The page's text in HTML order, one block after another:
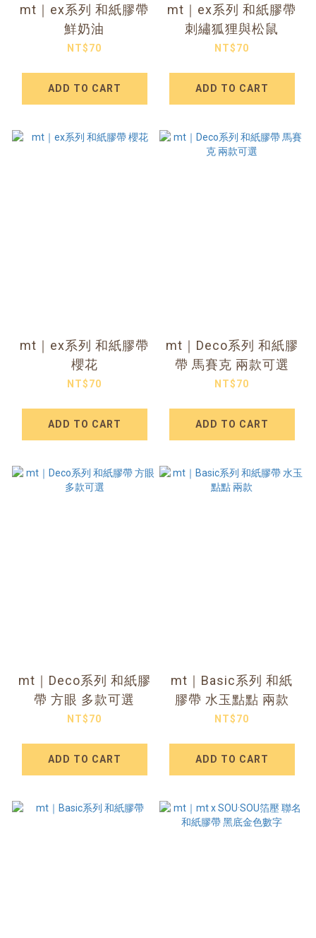
mt｜ex系列 和紙膠帶
鮮奶油
NT$70
ADD TO CART
mt｜ex系列 和紙膠帶
刺繡狐狸與松鼠
NT$70
ADD TO CART
mt｜ex系列 和紙膠帶
櫻花
NT$70
ADD TO CART
mt｜Deco系列 和紙膠
帶 馬賽克 兩款可選
NT$70
ADD TO CART
mt｜Deco系列 和紙膠
帶 方眼 多款可選
NT$70
ADD TO CART
mt｜Basic系列 和紙
膠帶 水玉點點 兩款
NT$70
ADD TO CART